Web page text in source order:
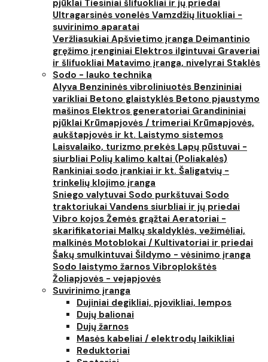
pjūklai Tiesiniai šlifuokliai ir jų priedai
Ultragarsinės vonelės Vamzdžių lituokliai -
suvirinimo aparatai
Veržliasukiai Apšvietimo įranga Deimantinio
gręžimo įrenginiai Elektros ilgintuvai Graveriai
ir šlifuokliai Matavimo įranga, nivelyrai Staklės
Sodo - lauko technika
Alyva Benzininės vibroliniuotės Benzininiai
varikliai Betono glaistyklės Betono pjaustymo
mašinos Elektros generatoriai Grandininiai
pjūklai Krūmapjovės / trimeriai Krūmapjovės,
aukštapjovės ir kt. Laistymo sistemos
Laisvalaiko, turizmo prekės Lapų pūstuvai -
siurbliai Polių kalimo kaltai (Poliakalės)
Rankiniai sodo įrankiai ir kt. Šaligatvių -
trinkelių klojimo įranga
Sniego valytuvai Sodo purkštuvai Sodo
traktoriukai Vandens siurbliai ir jų priedai
Vibro kojos Žemės grąžtai Aeratoriai -
skarifikatoriai Malkų skaldyklės, vežimėliai,
malkinės Motoblokai / Kultivatoriai ir priedai
Šakų smulkintuvai Šildymo - vėsinimo įranga
Sodo laistymo žarnos Vibroplokštės
Žoliapjovės - vejapjovės
Suvirinimo įranga
Dujiniai degikliai, pjovikliai, lempos
Dujų balionai
Dujų žarnos
Masės kabeliai / elektrodų laikikliai
Reduktoriai